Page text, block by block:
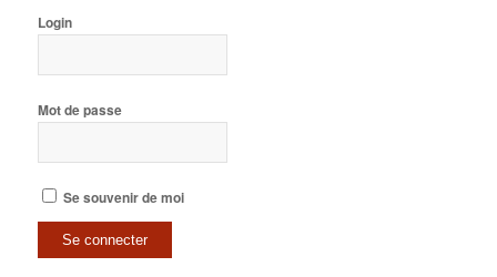
Login
Mot de passe
Se souvenir de moi